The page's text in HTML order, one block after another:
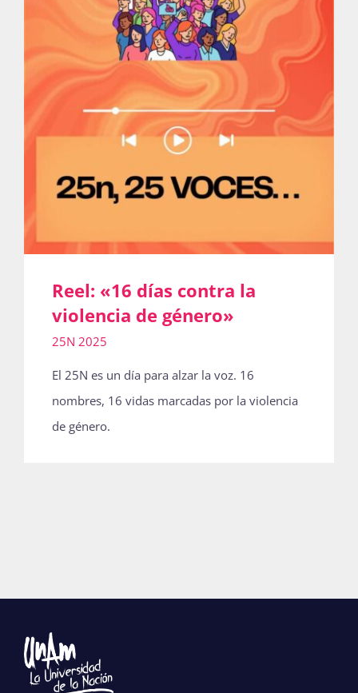
Reel: «16 días contra la
violencia de género»
25N 2025
El 25N es un día para alzar la voz. 16
nombres, 16 vidas marcadas por la violencia
de género.